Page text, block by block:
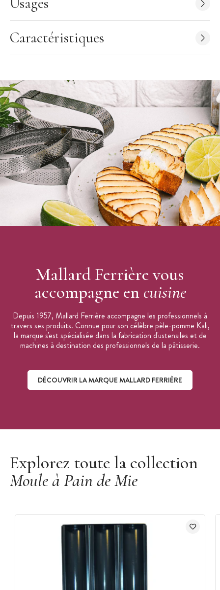
Caractéristiques
Mallard Ferrière vous
accompagne en cuisine
Depuis 1957, Mallard Ferrière accompagne les professionnels à
travers ses produits. Connue pour son célèbre pèle-pomme Kali,
la marque s'est spécialisée dans la fabrication d'ustensiles et de
machines à destination des professionnels de la pâtisserie.
DÉCOUVRIR LA MARQUE MALLARD FERRIÈRE
Explorez toute la collection
Moule à Pain de Mie